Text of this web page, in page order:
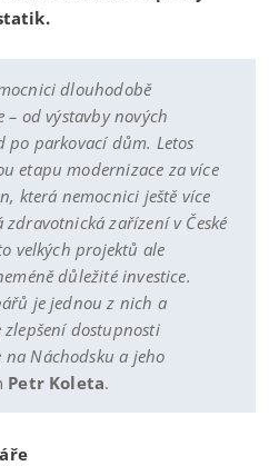
dlouhodobě
– od výstavby nových
parkovací dům. Letos
etapu modernizace za více
která nemocnici ještě více
zdravotnická zařízení v České
velkých projektů ale
důležité investice.
je jednou z nich a
zlepšení dostupnosti
Náchodsku a jeho
Petr Koleta.